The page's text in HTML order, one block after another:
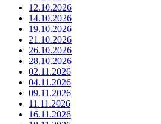
12.10.2026
14.10.2026
19.10.2026
21.10.2026
26.10.2026
28.10.2026
02.11.2026
04.11.2026
09.11.2026
11.11.2026
16.11.2026